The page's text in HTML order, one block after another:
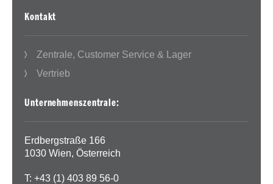
Kontakt
Zentrale, Customer Service & Lager
Vertrieb
Unternehmenszentrale:
Erdbergstraße 166
1030 Wien, Österreich
T: +43 (1) 403 89 56-0